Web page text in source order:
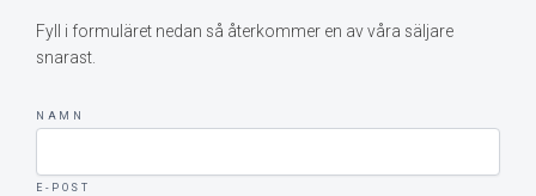
Fyll i formuläret nedan så återkommer en av våra säljare
snarast.
NAMN
E-POST